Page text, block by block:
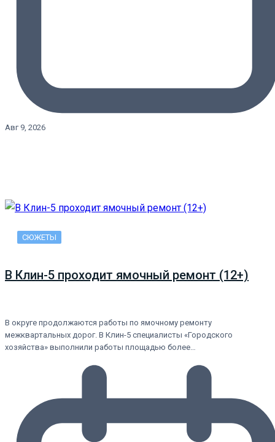
Авг 9, 2026
СЮЖЕТЫ
В Клин-5 проходит ямочный ремонт (12+)
В округе продолжаются работы по ямочному ремонту
межквартальных дорог. В Клин-5 специалисты «Городского
хозяйства» выполнили работы площадью более…